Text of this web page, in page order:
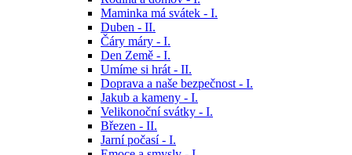
Maminka má svátek - I.
Duben - II.
Čáry máry - I.
Den Země - I.
Umíme si hrát - II.
Doprava a naše bezpečnost - I.
Jakub a kameny - I.
Velikonoční svátky - I.
Březen - II.
Jarní počasí - I.